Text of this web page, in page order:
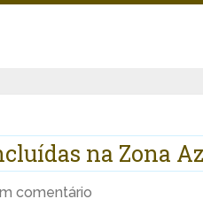
na Zona
comentário